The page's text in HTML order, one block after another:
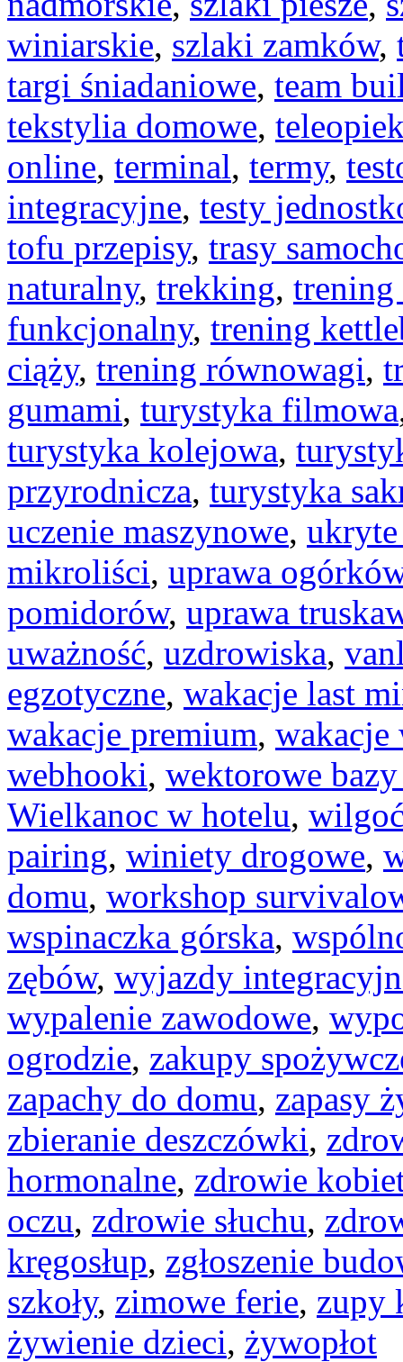
winiarskie, szlaki zamków,
targi śniadaniowe, team
tekstylia domowe,
online, terminal, termy,
integracyjne, testy
tofu przepisy, trasy
naturalny, trekking, trening
funkcjonalny, trening
ciąży, trening równowagi,
gumami, turystyka filmowa
turystyka kolejowa,
przyrodnicza, turystyka
uczenie maszynowe, ukryte
mikroliści, uprawa
pomidorów, uprawa
uważność, uzdrowiska,
egzotyczne, wakacje last
wakacje premium, wakacje
webhooki, wektorowe
Wielkanoc w hotelu,
pairing, winiety drogowe,
domu, workshop
wspinaczka górska,
zębów, wyjazdy
wypalenie zawodowe,
ogrodzie, zakupy
zapachy do domu, zapasy
zbieranie deszczówki,
hormonalne, zdrowie
oczu, zdrowie słuchu,
kręgosłup, zgłoszenie
szkoły, zimowe ferie, zupy
żywienie dzieci, żywopłot